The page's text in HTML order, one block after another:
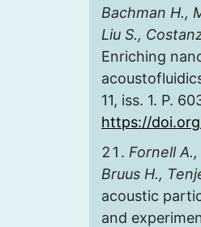
Bachman H.,
Liu S.,
Enriching
11, iss. 1. P.
https://
Fornell
Bruus H.,
acoustic
and